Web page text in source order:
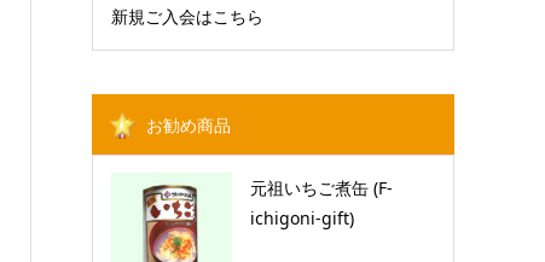
新規ご入会はこちら
お勧め商品
元祖いちご煮缶 (F-
ichigoni-gift)